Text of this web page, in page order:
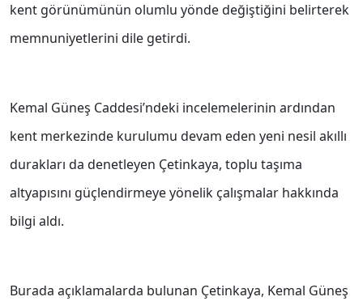
kent görünümünün olumlu yönde değiştiğini belirterek
memnuniyetlerini dile getirdi.
Kemal Güneş Caddesi’ndeki incelemelerinin ardından
kent merkezinde kurulumu devam eden yeni nesil akıllı
durakları da denetleyen Çetinkaya, toplu taşıma
altyapısını güçlendirmeye yönelik çalışmalar hakkında
bilgi aldı.
Burada açıklamalarda bulunan Çetinkaya, Kemal Güneş